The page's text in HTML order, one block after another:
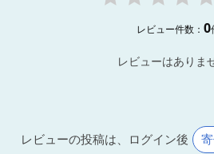
レビュー件数：0
レビューはありま
レビューの投稿は、ログイン後